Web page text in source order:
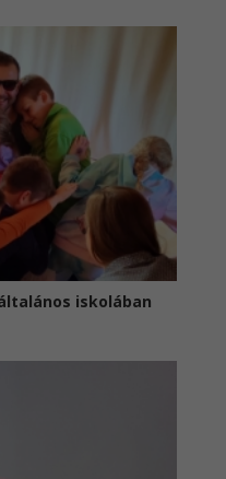
iskolában